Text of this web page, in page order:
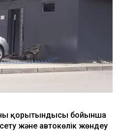
қорытындысы бойынша
және автокөлік жөндеу